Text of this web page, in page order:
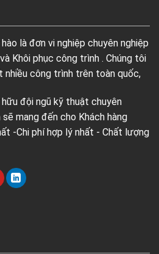
là đơn vi nghiệp chuyên nghiệp
Khôi phục công trình . Chúng tôi
công trình trên toàn quốc,
đội ngũ kỹ thuật chuyên
mang đến cho Khách hàng
-Chi phí hợp lý nhất - Chất lượng